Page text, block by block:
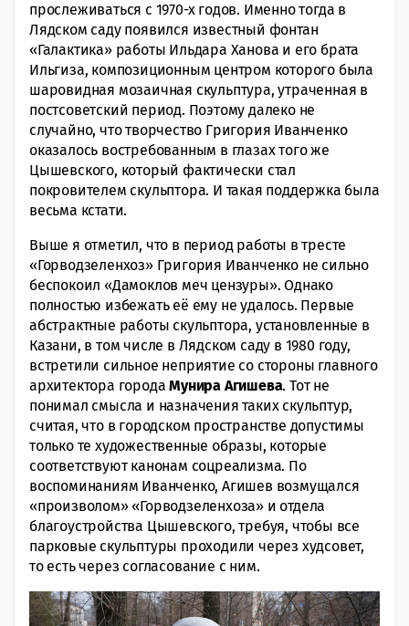
прослеживаться с 1970-х годов. Именно тогда в
Лядском саду появился известный фонтан
«Галактика» работы Ильдара Ханова и его брата
Ильгиза, композиционным центром которого была
шаровидная мозаичная скульптура, утраченная в
постсоветский период. Поэтому далеко не
случайно, что творчество Григория Иванченко
оказалось востребованным в глазах того же
Цышевского, который фактически стал
покровителем скульптора. И такая поддержка была
весьма кстати.
Выше я отметил, что в период работы в тресте
«Горводзеленхоз» Григория Иванченко не сильно
беспокоил «Дамоклов меч цензуры». Однако
полностью избежать её ему не удалось. Первые
абстрактные работы скульптора, установленные в
Казани, в том числе в Лядском саду в 1980 году,
встретили сильное неприятие со стороны главного
архитектора городаМунира Агишева. Тот не
понимал смысла и назначения таких скульптур,
считая, что в городском пространстве допустимы
только те художественные образы, которые
соответствуют канонам соцреализма. По
воспоминаниям Иванченко, Агишев возмущался
«произволом» «Горводзеленхоза» и отдела
благоустройства Цышевского, требуя, чтобы все
парковые скульптуры проходили через худсовет,
то есть через согласование с ним.